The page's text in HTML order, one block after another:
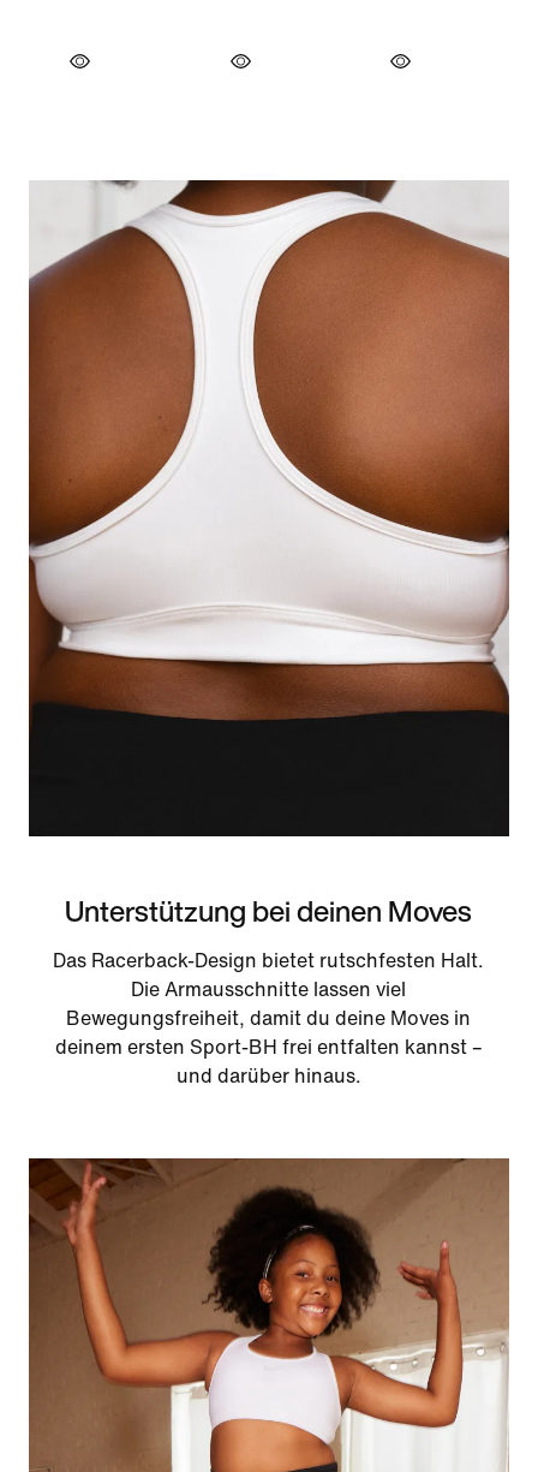
Unterstützung bei deinen Moves
Das Racerback-Design bietet rutschfesten Halt.
Die Armausschnitte lassen viel
Bewegungsfreiheit, damit du deine Moves in
deinem ersten Sport-BH frei entfalten kannst –
und darüber hinaus.